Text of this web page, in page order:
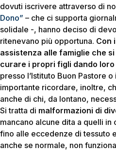
dovuti iscrivere attraverso di
Dono” – che ci supporta
solidale -, hanno deciso di
ritenevano più opportuna. Con
assistenza alle famiglie che
curare i propri figli dando
presso l’Istituto Buon Pastore
importante ricordare, inoltre,
anche di chi, da lontano,
Si tratta di malformazioni di
mancano alcune dita a quelli in
fino alle eccedenze di tessuto
anche se normale, non